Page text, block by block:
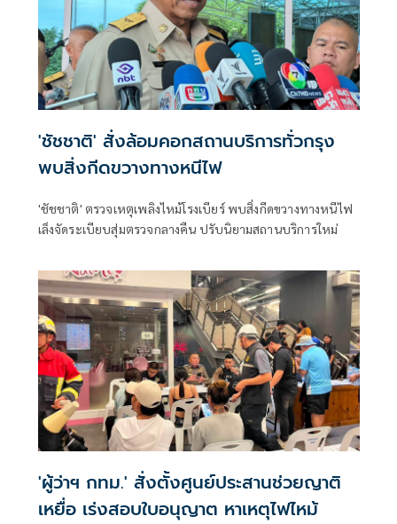
'ชัชชาติ' สั่งล้อมคอกสถานบริการทั่วกรุง
พบสิ่งกีดขวางทางหนีไฟ
'ชัชชาติ' ตรวจเหตุเพลิงไหม้โรงเบียร์ พบสิ่งกีดขวางทางหนีไฟ
เล็งจัดระเบียบสุ่มตรวจกลางคืน ปรับนิยามสถานบริการใหม่
'ผู้ว่าฯ กทม.' สั่งตั้งศูนย์ประสานช่วยญาติ
เหยื่อ เร่งสอบใบอนุญาต หาเหตุไฟไหม้